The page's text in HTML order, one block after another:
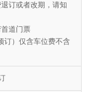
订或者改期，请知
道门票
订）仅含车位费不含